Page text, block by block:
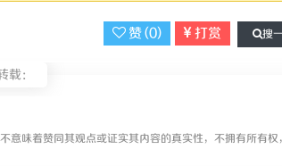
赞 (0) 打赏 搜
载：
意味着赞同其观点或证实其内容的真实性，不拥有所有权